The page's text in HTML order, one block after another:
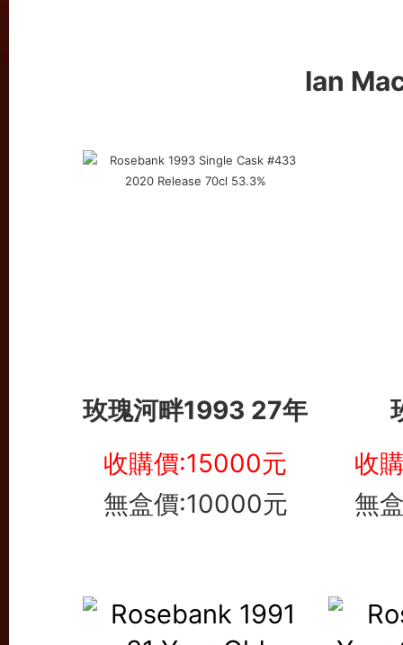
Ian
玫瑰河畔1993 27年
收購價:15000元
無盒價:10000元
收
無